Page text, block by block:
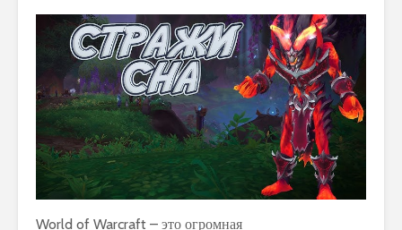
World of Warcraft – это огромная